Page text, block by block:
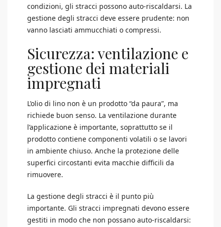
condizioni, gli stracci possono auto-riscaldarsi. La
gestione degli stracci deve essere prudente: non
vanno lasciati ammucchiati o compressi.
Sicurezza: ventilazione e
gestione dei materiali
impregnati
L’olio di lino non è un prodotto “da paura”, ma
richiede buon senso. La ventilazione durante
l’applicazione è importante, soprattutto se il
prodotto contiene componenti volatili o se lavori
in ambiente chiuso. Anche la protezione delle
superfici circostanti evita macchie difficili da
rimuovere.
La gestione degli stracci è il punto più
importante. Gli stracci impregnati devono essere
gestiti in modo che non possano auto-riscaldarsi: